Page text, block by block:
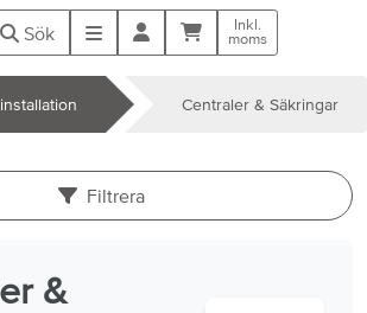
Sök Meny Kundvagn
Inkl.
moms
Centraler & Säkringar
Filtrera
&